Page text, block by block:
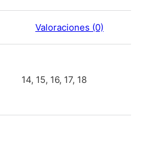
Valoraciones (0)
14, 15, 16, 17, 18